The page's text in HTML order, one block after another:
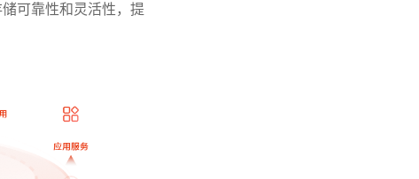
可靠性和灵活性，提